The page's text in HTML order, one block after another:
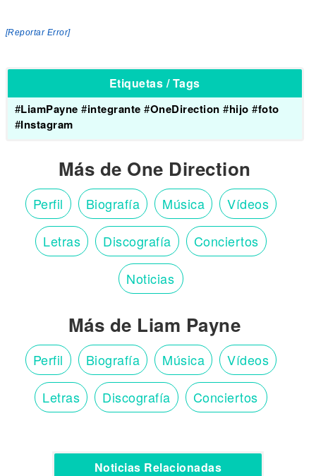
[Reportar Error]
Etiquetas / Tags
#LiamPayne #integrante #OneDirection #hijo #foto
#Instagram
Más de One Direction
Perfil Biografía Música Vídeos
Letras Discografía Conciertos
Noticias
Más de Liam Payne
Perfil Biografía Música Vídeos
Letras Discografía Conciertos
Noticias Relacionadas